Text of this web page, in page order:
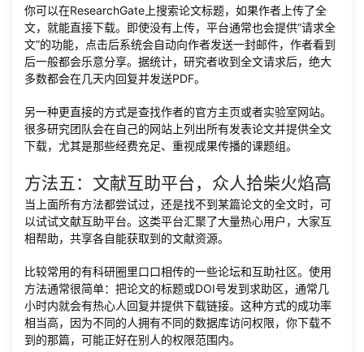
你可以在ResearchGate上搜索论文标题，如果作者上传了全
文，就能直接下载。即使没有上传，平台通常也会提供“请求全
文”的功能，点击后系统会自动向作者发送一封邮件，作者看到
后一般都会乐意分享。据统计，研究者收到全文请求后，绝大
多数都会在几天内回复并发送PDF。
另一种更直接的方式是查找作者的官方主页或者实验室网站。
很多研究团队会在自己的网站上列出所有发表论文并提供全文
下载，尤其是那些经费充足、重视成果传播的课题组。
方法五：文献互助平台，众人拾柴火焰高
当上面所有方法都尝试过，还是找不到某篇论文的全文时，可
以试试文献互助平台。这类平台汇聚了大量热心用户，大家互
相帮助，共享各自能获取到的文献资源。
比较常用的有科研圈里口口相传的一些论坛和互助社区。使用
方法通常很简单：把论文的标题或DOI号发到求助区，通常几
小时内就会有热心人回复并提供下载链接。这种方式的成功率
相当高，因为不同的人拥有不同的数据库访问权限，你下载不
到的那篇，可能正好在别人的权限范围内。